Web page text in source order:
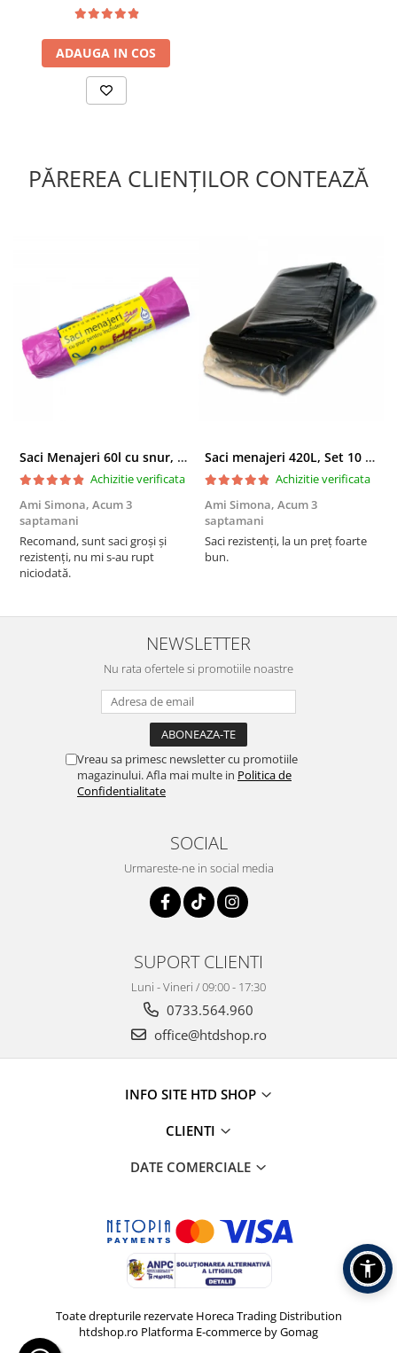
ADAUGA IN COS
PĂREREA CLIENȚILOR CONTEAZĂ
Saci Menajeri 60l cu snur, Roz, 10buc/rola
Achizitie verificata
Ami Simona, Acum 3
saptamani
Recomand, sunt saci groși și
rezistenți, nu mi s-au rupt
niciodată.
Saci menajeri 420L, Set 10 bucati
Achizitie verificata
Ami Simona, Acum 3
saptamani
Saci rezistenți, la un preț foarte
bun.
NEWSLETTER
Nu rata ofertele si promotiile noastre
Vreau sa primesc newsletter cu promotiile
magazinului. Afla mai multe in Politica de
Confidentialitate
SOCIAL
Urmareste-ne in social media
SUPORT CLIENTI
Luni - Vineri / 09:00 - 17:30
0733.564.960
office@htdshop.ro
INFO SITE HTD SHOP
CLIENTI
DATE COMERCIALE
Toate drepturile rezervate Horeca Trading Distribution
htdshop.ro Platforma E-commerce by Gomag